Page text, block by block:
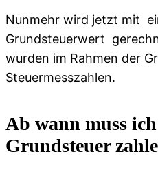
Nunmehr wird jetzt mit
Grundsteuerwert
wurden im Rahmen der
Steuermesszahlen.
Ab wann muss
Grundsteuer